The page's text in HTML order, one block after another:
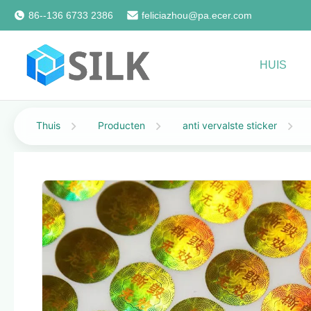
86--136 6733 2386 feliciazhou@pa.ecer.com
HUIS
Thuis Producten anti vervalste sticker